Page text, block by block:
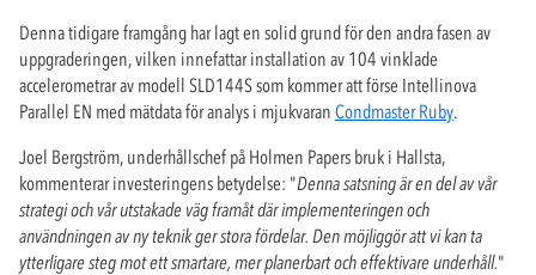
Denna tidigare framgång har lagt en solid grund för den andra fasen av
uppgraderingen, vilken innefattar installation av 104 vinklade
accelerometrar av modell SLD144S som kommer att förse Intellinova
Parallel EN med mätdata för analys i mjukvaran Condmaster Ruby.
Joel Bergström, underhållschef på Holmen Papers bruk i Hallsta,
kommenterar investeringens betydelse: "Denna satsning är en del av vår
strategi och vår utstakade väg framåt där implementeringen och
användningen av ny teknik ger stora fördelar. Den möjliggör att vi kan ta
ytterligare steg mot ett smartare, mer planerbart och effektivare underhåll."